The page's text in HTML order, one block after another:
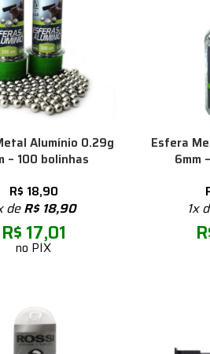
Alumínio 0.29g
– 100 bolinhas
R$ 18,90
deR$18,90
R$ 17,01
no PIX
Esfera
6mm
1x